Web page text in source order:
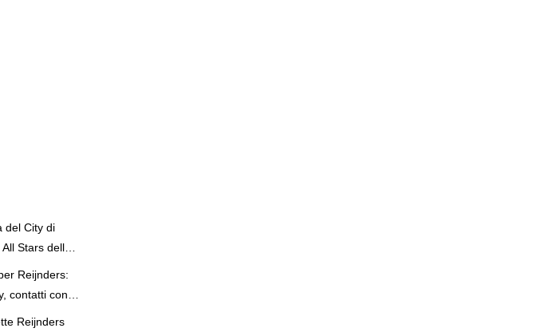
del City di
Stars della
Reijnders:
contatti con
Reijnders